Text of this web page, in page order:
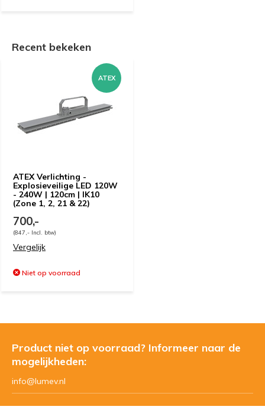
Recent bekeken
ATEX Verlichting -
Explosieveilige LED 120W
- 240W | 120cm | IK10
(Zone 1, 2, 21 & 22)
ATEX
700,-
(847,- Incl. btw)
Vergelijk
Niet op voorraad
Product niet op voorraad? Informeer naar de
mogelijkheden:
info@lumev.nl